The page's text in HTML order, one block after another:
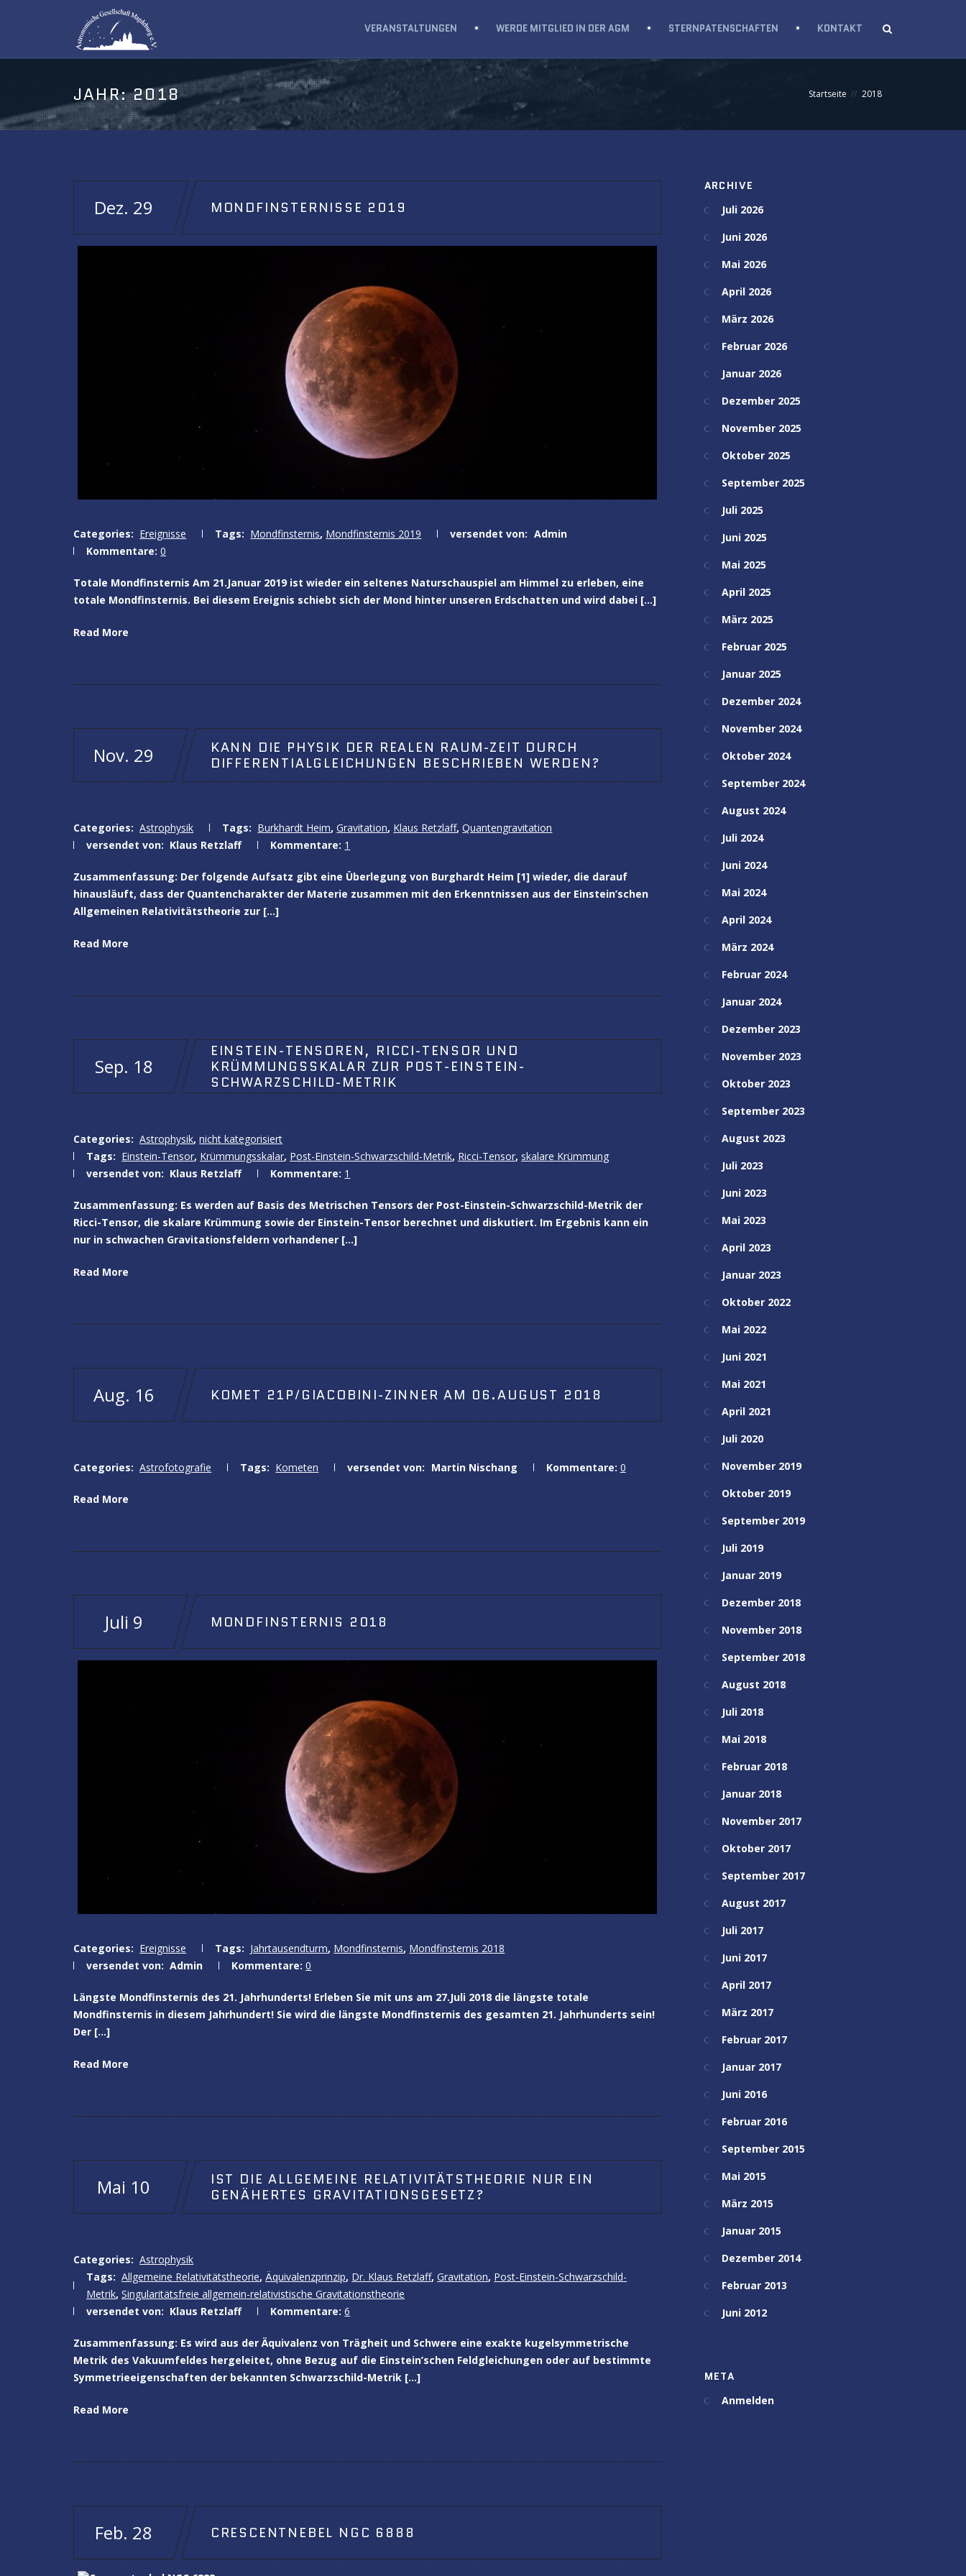
VERANSTALTUNGEN WERDE MITGLIED IN DER AGM STERNPATENSCHAFTEN KONTAKT
JAHR:2018 Startseite 2018
Dez. 29 MONDFINSTERNISSE 2019
Categories: Ereignisse Tags: Mondfinsternis, Mondfinsternis 2019 versendet von: Admin
Kommentare: 0
Totale Mondfinsternis Am 21.Januar 2019 ist wieder ein seltenes Naturschauspiel am Himmel zu erleben, eine
totale Mondfinsternis. Bei diesem Ereignis schiebt sich der Mond hinter unseren Erdschatten und wird dabei […]
Read More
Nov. 29
KANN DIE PHYSIK DER REALEN RAUM-ZEIT DURCH
DIFFERENTIALGLEICHUNGEN BESCHRIEBEN WERDEN?
Categories: Astrophysik Tags: Burkhardt Heim,Gravitation, Klaus Retzlaff,Quantengravitation
versendet von: Klaus Retzlaff Kommentare: 1
Zusammenfassung: Der folgende Aufsatz gibt eine Überlegung von Burghardt Heim [1] wieder, die darauf
hinausläuft, dass der Quantencharakter der Materie zusammen mit den Erkenntnissen aus der Einstein’schen
Allgemeinen Relativitätstheorie zur […]
Read More
Sep. 18
EINSTEIN-TENSOREN, RICCI-TENSOR UND
KRÜMMUNGSSKALAR ZUR POST-EINSTEIN-
SCHWARZSCHILD-METRIK
Categories: Astrophysik,nicht kategorisiert
Tags: Einstein-Tensor, Krümmungsskalar, Post-Einstein-Schwarzschild-Metrik, Ricci-Tensor, skalare Krümmung
versendet von: Klaus Retzlaff Kommentare: 1
Zusammenfassung: Es werden auf Basis des Metrischen Tensors der Post-Einstein-Schwarzschild-Metrik der
Ricci-Tensor, die skalare Krümmung sowie der Einstein-Tensor berechnet und diskutiert. Im Ergebnis kann ein
nur in schwachen Gravitationsfeldern vorhandener […]
Read More
Aug. 16 KOMET 21P/GIACOBINI-ZINNER AM 06.AUGUST 2018
Categories: Astrofotografie Tags: Kometen versendet von: Martin Nischang Kommentare: 0
Read More
Juli 9 MONDFINSTERNIS 2018
Categories: Ereignisse Tags: Jahrtausendturm, Mondfinsternis, Mondfinsternis 2018
versendet von: Admin Kommentare: 0
Längste Mondfinsternis des 21. Jahrhunderts! Erleben Sie mit uns am 27.Juli 2018 die längste totale
Mondfinsternis in diesem Jahrhundert! Sie wird die längste Mondfinsternis des gesamten 21. Jahrhunderts sein!
Der […]
Read More
Mai 10
IST DIE ALLGEMEINE RELATIVITÄTSTHEORIE NUR EIN
GENÄHERTES GRAVITATIONSGESETZ?
Categories: Astrophysik
Tags: Allgemeine Relativitätstheorie,Äquivalenzprinzip, Dr. Klaus Retzlaff,Gravitation, Post-Einstein-Schwarzschild-
Metrik, Singularitätsfreie allgemein-relativistische Gravitationstheorie
versendet von: Klaus Retzlaff Kommentare: 6
Zusammenfassung: Es wird aus der Äquivalenz von Trägheit und Schwere eine exakte kugelsymmetrische
Metrik des Vakuumfeldes hergeleitet, ohne Bezug auf die Einstein’schen Feldgleichungen oder auf bestimmte
Symmetrieeigenschaften der bekannten Schwarzschild-Metrik […]
Read More
Feb. 28 CRESCENTNEBEL NGC 6888
ARCHIVE
Juli 2026
Juni 2026
Mai 2026
April 2026
März 2026
Februar 2026
Januar 2026
Dezember 2025
November 2025
Oktober 2025
September 2025
Juli 2025
Juni 2025
Mai 2025
April 2025
März 2025
Februar 2025
Januar 2025
Dezember 2024
November 2024
Oktober 2024
September 2024
August 2024
Juli 2024
Juni 2024
Mai 2024
April 2024
März 2024
Februar 2024
Januar 2024
Dezember 2023
November 2023
Oktober 2023
September 2023
August 2023
Juli 2023
Juni 2023
Mai 2023
April 2023
Januar 2023
Oktober 2022
Mai 2022
Juni 2021
Mai 2021
April 2021
Juli 2020
November 2019
Oktober 2019
September 2019
Juli 2019
Januar 2019
Dezember 2018
November 2018
September 2018
August 2018
Juli 2018
Mai 2018
Februar 2018
Januar 2018
November 2017
Oktober 2017
September 2017
August 2017
Juli 2017
Juni 2017
April 2017
März 2017
Februar 2017
Januar 2017
Juni 2016
Februar 2016
September 2015
Mai 2015
März 2015
Januar 2015
Dezember 2014
Februar 2013
Juni 2012
META
Anmelden